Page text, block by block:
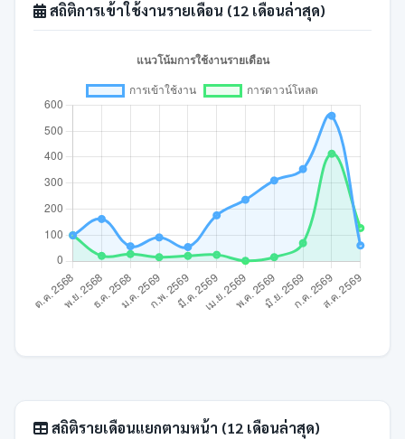
สถิติการเข้าใช้งานรายเดือน (12 เดือนล่าสุด)
สถิติรายเดือนแยกตามหน้า (12 เดือนล่าสุด)